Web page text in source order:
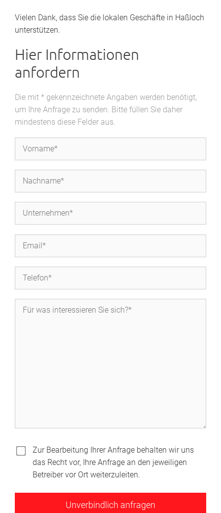
Vielen Dank, dass Sie die lokalen Geschäfte in Haßloch
unterstützen.
Hier Informationen
anfordern
Die mit * gekennzeichnete Angaben werden benötigt,
um Ihre Anfrage zu senden. Bitte füllen Sie daher
mindestens diese Felder aus.
Zur Bearbeitung Ihrer Anfrage behalten wir uns
das Recht vor, Ihre Anfrage an den jeweiligen
Betreiber vor Ort weiterzuleiten.